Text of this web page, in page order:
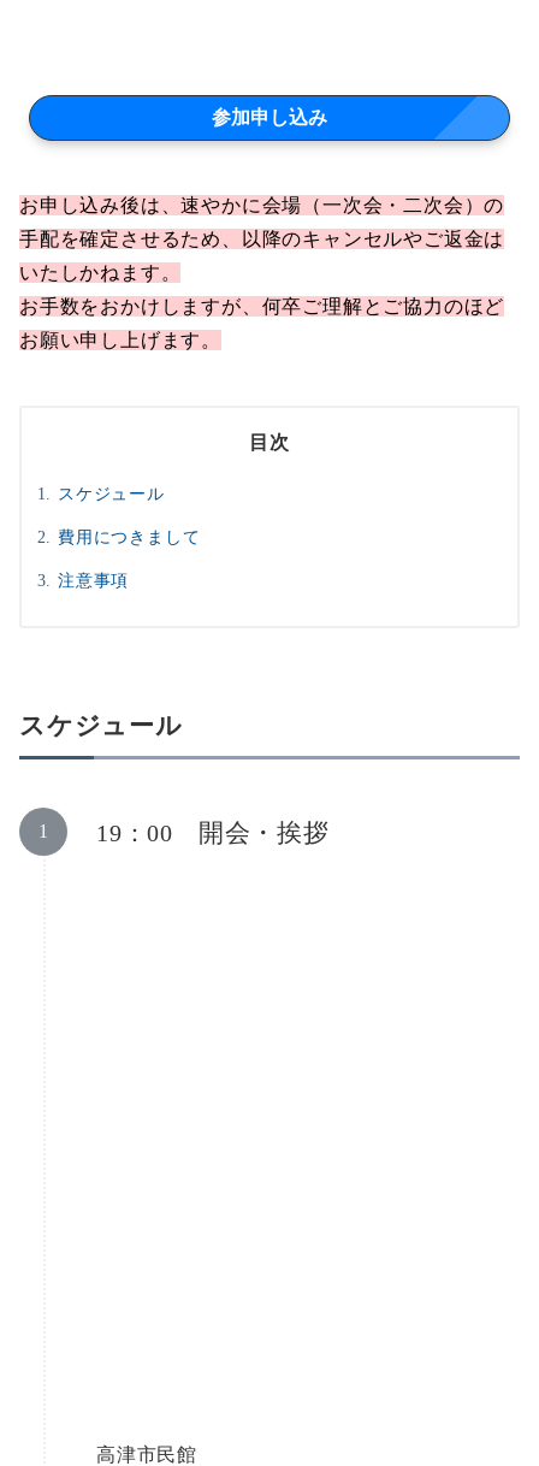
参加申し込み
お申し込み後は、速やかに会場（一次会・二次会）の
手配を確定させるため、以降のキャンセルやご返金は
いたしかねます。
お手数をおかけしますが、何卒ご理解とご協力のほど
お願い申し上げます。
目次
スケジュール
費用につきまして
注意事項
スケジュール
19：00 開会・挨拶
高津市民館